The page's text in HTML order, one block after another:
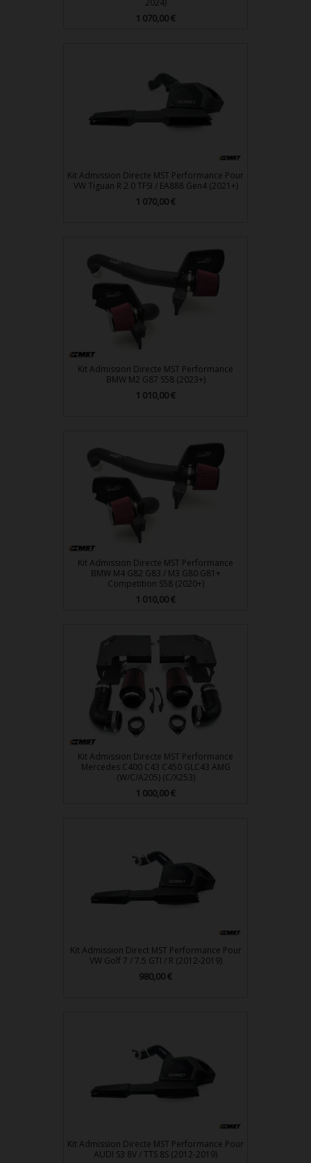
2024)
Prix
1 070,00 €
Kit Admission Directe MST Performance Pour
VW Tiguan R 2.0 TFSI / EA888 Gen4 (2021+)
Prix
1 070,00 €
Kit Admission Directe MST Performance
BMW M2 G87 S58 (2023+)
Prix
1 010,00 €
Kit Admission Directe MST Performance
BMW M4 G82 G83 / M3 G80 G81+
Competition S58 (2020+)
Prix
1 010,00 €
Kit Admission Directe MST Performance
Mercedes C400 C43 C450 GLC43 AMG
(W/C/A205) (C/X253)
Prix
1 000,00 €
Kit Admission Direct MST Performance Pour
VW Golf 7 / 7.5 GTI / R (2012-2019)
Prix
980,00 €
Kit Admission Directe MST Performance Pour
AUDI S3 8V / TTS 8S (2012-2019)